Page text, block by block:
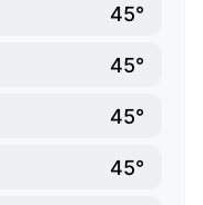
45°
45°
45°
45°